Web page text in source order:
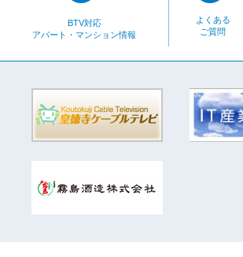
BTV対応
アパート・マンション情報
よくある
ご質問